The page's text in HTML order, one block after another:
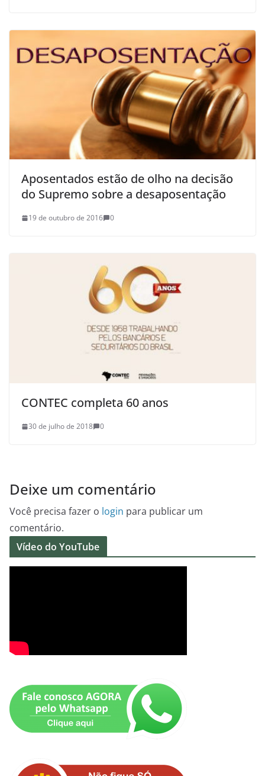
Aposentados estão de olho na decisão
do Supremo sobre a desaposentação
19 de outubro de 2016 0
CONTEC completa 60 anos
30 de julho de 2018 0
Deixe um comentário
Você precisa fazer o login para publicar um
comentário.
Vídeo do YouTube